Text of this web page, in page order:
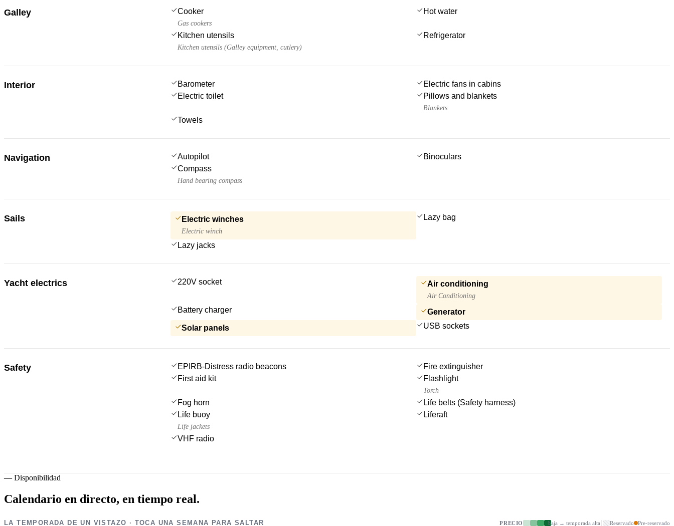
Galley Cooker
Gas cookers
Hot water
Kitchen utensils
Kitchen utensils (Galley equipment, cutlery)
Refrigerator
Interior Barometer
Electric fans in cabins
Electric toilet
Pillows and blankets
Blankets
Towels
Navigation Autopilot
Binoculars
Compass
Hand bearing compass
Sails Electric winches
Electric winch
Lazy bag
Lazy jacks
Yacht electrics 220V socket Air conditioning
Air Conditioning
Battery charger
Generator
Solar panels
USB sockets
Safety EPIRB-Distress radio beacons
Fire extinguisher
First aid kit
Flashlight
Torch
Fog horn
Life belts (Safety harness)
Life buoy
Life jackets
Liferaft
VHF radio
— Disponibilidad
Calendario en directo, en tiempo real.
LA TEMPORADA DE UN VISTAZO · TOCA UNA SEMANA PARA SALTAR PRECIO baja → temporada alta Reservado Pre-reservado